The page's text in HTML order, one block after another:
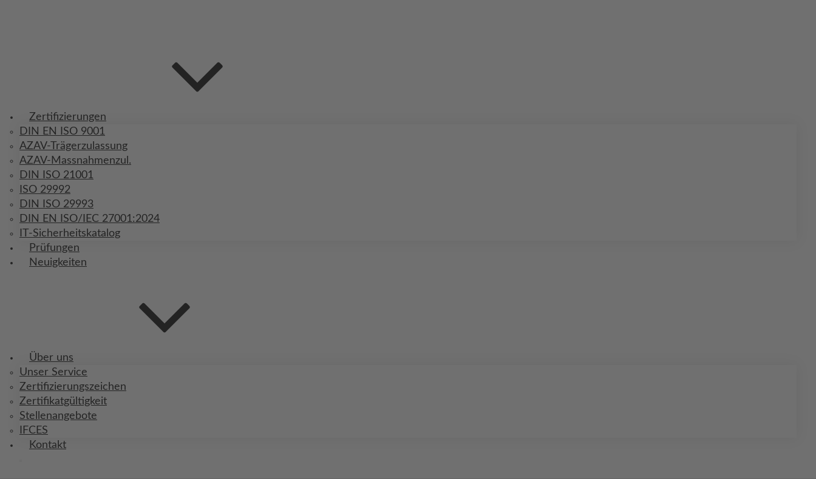
Zertifizierungen
DIN EN ISO 9001
AZAV-Trägerzulassung
AZAV-Massnahmenzul.
DIN ISO 21001
ISO 29992
DIN ISO 29993
DIN EN ISO/IEC 27001:2024
IT-Sicherheitskatalog
Prüfungen
Neuigkeiten
Über uns
Unser Service
Zertifizierungszeichen
Zertifikatgültigkeit
Stellenangebote
IFCES
Kontakt